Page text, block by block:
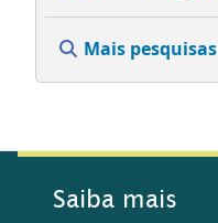
Mais pesquisas
Saiba mais